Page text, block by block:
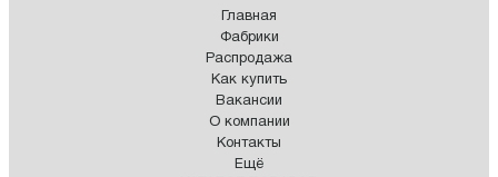
Главная
Фабрики
Распродажа
Как купить
Вакансии
О компании
Контакты
Ещё